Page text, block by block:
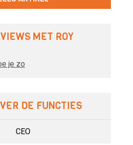
MET ROY
je zo
DE FUNCTIES
CEO